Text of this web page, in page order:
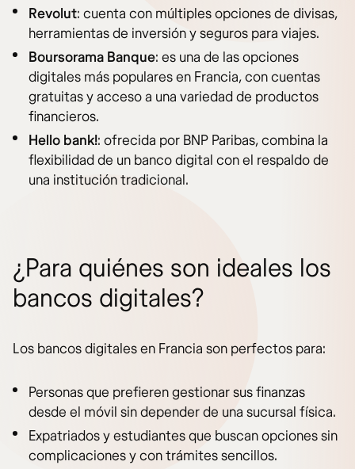
Revolut: cuenta con múltiples opciones de divisas,
herramientas de inversión y seguros para viajes.
Boursorama Banque: es una de las opciones
digitales más populares en Francia, con cuentas
gratuitas y acceso a una variedad de productos
financieros.
Hello bank!: ofrecida por BNP Paribas, combina la
flexibilidad de un banco digital con el respaldo de
una institución tradicional.
¿Para quiénes son ideales los
bancos digitales?
Los bancos digitales en Francia son perfectos para:
Personas que prefieren gestionar sus finanzas
desde el móvil sin depender de una sucursal física.
Expatriados y estudiantes que buscan opciones sin
complicaciones y con trámites sencillos.